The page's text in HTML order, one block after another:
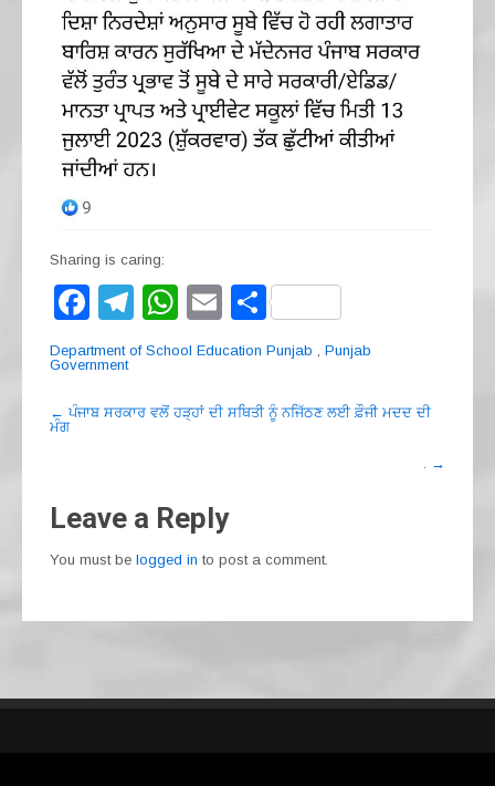
Sharing is caring:
F
a
c
e
o
k
T
el
gr
W
h
s
p
E
m
S
h
e
Department of School Education Punjab
Punjab
Government
Post
navigation
← ਪੰਜਾਬ ਸਰਕਾਰ ਵਲੋਂ ਹੜ੍ਹਾਂ ਦੀ ਸਥਿਤੀ ਨੂੰ ਨਜਿੱਠਣ ਲਈ ਫ਼ੌਜੀ ਮਦਦ ਦੀ
ਮੰਗ
→
Leave a Reply
You must be logged in to post a comment.